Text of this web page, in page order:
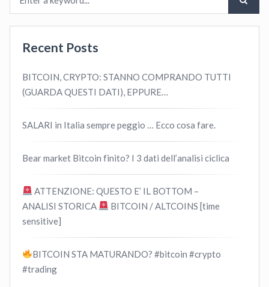
Recent Posts
BITCOIN, CRYPTO: STANNO COMPRANDO TUTTI
(GUARDA QUESTI DATI), EPPURE…
SALARI in Italia sempre peggio … Ecco cosa fare.
Bear market Bitcoin finito? I 3 dati dell’analisi ciclica
ATTENZIONE: QUESTO E’ IL BOTTOM –
ANALISI STORICA
BITCOIN / ALTCOINS [time
sensitive]
BITCOIN STA MATURANDO? #bitcoin #crypto
#trading